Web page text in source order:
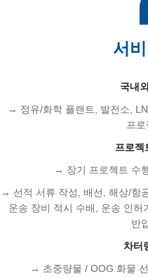
서
국내
→ 정유/화학 플랜트, 발전소,
프로
프로젝
→ 장기 프로젝트 수
→ 선적 서류 작성, 배선, 해상/항
운송 장비 적시 수배, 운송 인허
반
차터
→ 초중량물 / OOG 화물